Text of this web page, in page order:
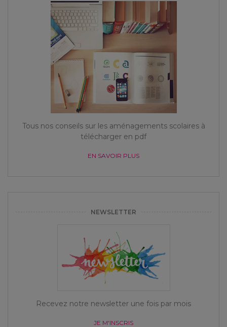
Tous nos conseils sur les aménagements scolaires à
télécharger en pdf
EN SAVOIR PLUS
NEWSLETTER
Recevez notre newsletter une fois par mois
JE M'INSCRIS